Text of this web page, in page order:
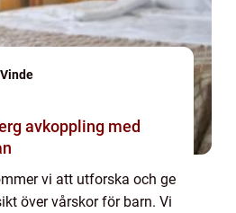
med
vi att utforska och ge
över vårskor för barn. Vi